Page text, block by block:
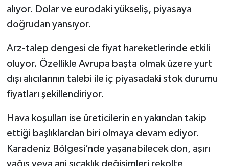
alıyor. Dolar ve eurodaki yükseliş, piyasaya
doğrudan yansıyor.
Arz-talep dengesi de fiyat hareketlerinde etkili
oluyor. Özellikle Avrupa başta olmak üzere yurt
dışı alıcılarının talebi ile iç piyasadaki stok durumu
fiyatları şekillendiriyor.
Hava koşulları ise üreticilerin en yakından takip
ettiği başlıklardan biri olmaya devam ediyor.
Karadeniz Bölgesi’nde yaşanabilecek don, aşırı